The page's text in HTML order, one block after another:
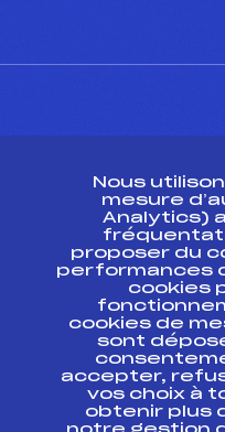
Ressources
Pass’Neige
Projet sportif
Projet de
Antidopage
Pôle
Scientifique
Listes
Nous
mesure
Analytics)
proposer du
performances
cookies
cookies de
sont
accepter,
vos choix à
obtenir plus